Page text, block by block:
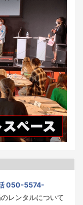
050-5574-
のレンタルについて